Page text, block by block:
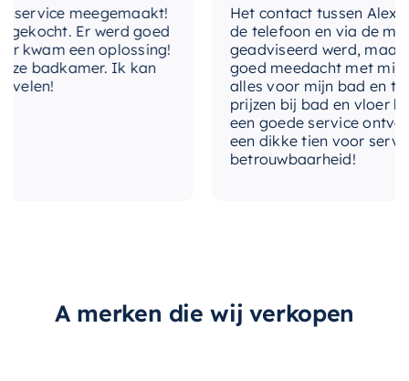
merk Hotbath
met-audio
Nee
Spray
meegemaakt!
Er werd goed
een oplossing!
badkamer. Ik kan
Het contact tussen Alex en
de telefoon en via de mail,
geadviseerd werd, maar
goed meedacht met mij.
alles voor mijn bad en
prijzen bij bad en vloer
een goede service
een dikke tien voor
betrouwbaarheid!
A merken die wij verkopen